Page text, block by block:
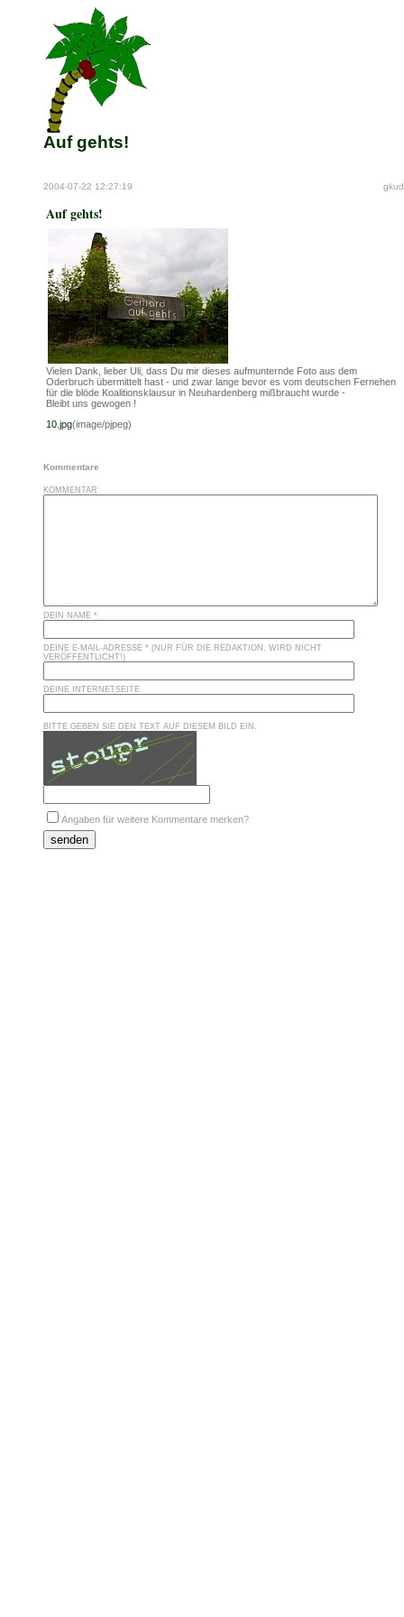
Auf gehts!
2004-07-22 12:27:19 gkud
Auf gehts!
Vielen Dank, lieber Uli, dass Du mir dieses aufmunternde Foto aus dem
Oderbruch übermittelt hast - und zwar lange bevor es vom deutschen Fernehen
für die blöde Koalitionsklausur in Neuhardenberg mißbraucht wurde -
Bleibt uns gewogen !
10.jpg(image/pjpeg)
Kommentare
KOMMENTAR
DEIN NAME *
DEINE E-MAIL-ADRESSE * (NUR FÜR DIE REDAKTION, WIRD NICHT
VERÖFFENTLICHT!)
DEINE INTERNETSEITE
BITTE GEBEN SIE DEN TEXT AUF DIESEM BILD EIN.
Angaben für weitere Kommentare merken?